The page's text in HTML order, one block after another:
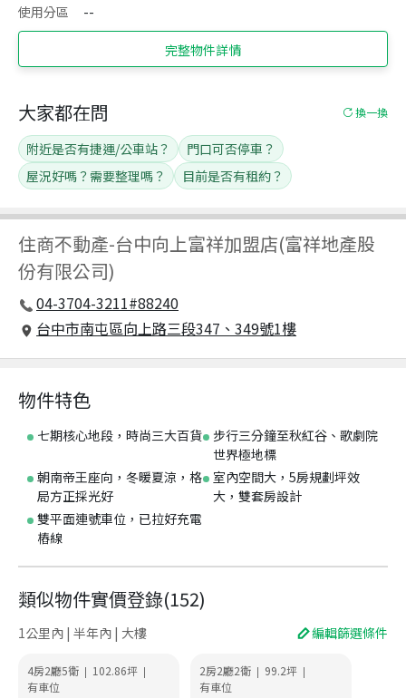
使用分區
--
完整物件詳情
住商不動產-台中向上富祥加盟店(富祥地產股
份有限公司)
04-3704-3211#88240
台中市南屯區向上路三段347、349號1樓
大家都在問 換一換
附近是否有捷運/公車站？
門口可否停車？
屋況好嗎？需要整理嗎？
目前是否有租約？
物件特色
七期核心地段，時尚三大百貨
步行三分鐘至秋紅谷、歌劇院
世界極地標
朝南帝王座向，冬暖夏涼，格
局方正採光好
室內空間大，5房規劃坪效
大，雙套房設計
雙平面連號車位，已拉好充電
樁線
類似物件實價登錄(152)
1公里內 | 半年內 | 大樓 編輯篩選條件
4房2廳5衛 | 102.86坪 |
有車位
2房2廳2衛 | 99.2坪 |
有車位